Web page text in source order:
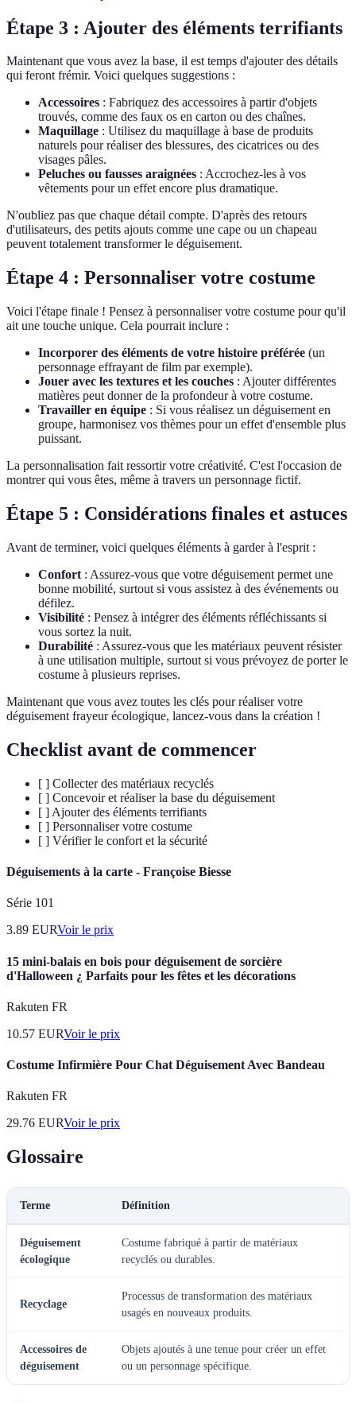
Étape 3 : Ajouter des éléments terrifiants
Maintenant que vous avez la base, il est temps d'ajouter des détails
qui feront frémir. Voici quelques suggestions :
Accessoires : Fabriquez des accessoires à partir d'objets
trouvés, comme des faux os en carton ou des chaînes.
Maquillage : Utilisez du maquillage à base de produits
naturels pour réaliser des blessures, des cicatrices ou des
visages pâles.
Peluches ou fausses araignées : Accrochez-les à vos
vêtements pour un effet encore plus dramatique.
N'oubliez pas que chaque détail compte. D'après des retours
d'utilisateurs, des petits ajouts comme une cape ou un chapeau
peuvent totalement transformer le déguisement.
Étape 4 : Personnaliser votre costume
Voici l'étape finale ! Pensez à personnaliser votre costume pour qu'il
ait une touche unique. Cela pourrait inclure :
Incorporer des éléments de votre histoire préférée (un
personnage effrayant de film par exemple).
Jouer avec les textures et les couches : Ajouter différentes
matières peut donner de la profondeur à votre costume.
Travailler en équipe : Si vous réalisez un déguisement en
groupe, harmonisez vos thèmes pour un effet d'ensemble plus
puissant.
La personnalisation fait ressortir votre créativité. C'est l'occasion de
montrer qui vous êtes, même à travers un personnage fictif.
Étape 5 : Considérations finales et astuces
Avant de terminer, voici quelques éléments à garder à l'esprit :
Confort : Assurez-vous que votre déguisement permet une
bonne mobilité, surtout si vous assistez à des événements ou
défilez.
Visibilité : Pensez à intégrer des éléments réfléchissants si
vous sortez la nuit.
Durabilité : Assurez-vous que les matériaux peuvent résister
à une utilisation multiple, surtout si vous prévoyez de porter le
costume à plusieurs reprises.
Maintenant que vous avez toutes les clés pour réaliser votre
déguisement frayeur écologique, lancez-vous dans la création !
Checklist avant de commencer
[ ] Collecter des matériaux recyclés
[ ] Concevoir et réaliser la base du déguisement
[ ] Ajouter des éléments terrifiants
[ ] Personnaliser votre costume
[ ] Vérifier le confort et la sécurité
Déguisements à la carte - Françoise Biesse
Série 101
3.89 EURVoir le prix
15 mini-balais en bois pour déguisement de sorcière
d'Halloween ¿ Parfaits pour les fêtes et les décorations
Rakuten FR
10.57 EURVoir le prix
Costume Infirmière Pour Chat Déguisement Avec Bandeau
Rakuten FR
29.76 EURVoir le prix
Glossaire
Terme Définition
Déguisement
écologique
Costume fabriqué à partir de matériaux
recyclés ou durables.
Recyclage
Processus de transformation des matériaux
usagés en nouveaux produits.
Accessoires de
déguisement
Objets ajoutés à une tenue pour créer un effet
ou un personnage spécifique.